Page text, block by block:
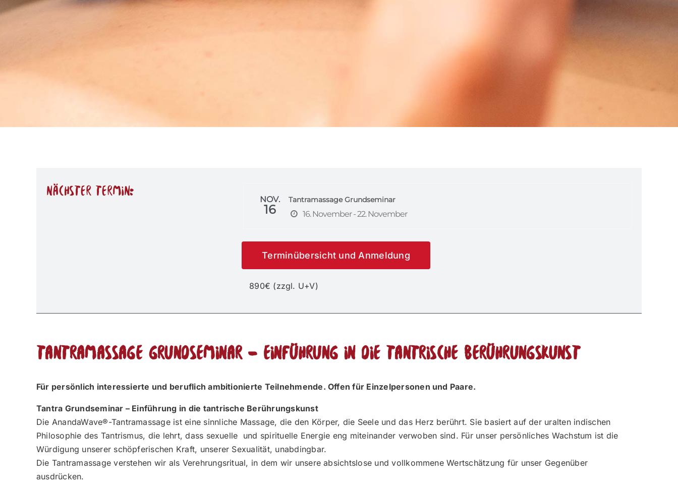
nächster Termin: NOV.
16
Tantramassage Grundseminar
16. November - 22. November
Terminübersicht und Anmeldung
890€ (zzgl. U+V)
Tantramassage Grundseminar – Einführung in die tantrische Berührungskunst
Für persönlich interessierte und beruflich ambitionierte Teilnehmende. Offen für Einzelpersonen und Paare.
Tantra Grundseminar – Einführung in die tantrische Berührungskunst
Die AnandaWave®-Tantramassage ist eine sinnliche Massage, die den Körper, die Seele und das Herz berührt. Sie basiert auf der uralten indischen
Philosophie des Tantrismus, die lehrt, dass sexuelle und spirituelle Energie eng miteinander verwoben sind. Für unser persönliches Wachstum ist die
Würdigung unserer schöpferischen Kraft, unserer Sexualität, unabdingbar.
Die Tantramassage verstehen wir als Verehrungsritual, in dem wir unsere absichtslose und vollkommene Wertschätzung für unser Gegenüber
ausdrücken.